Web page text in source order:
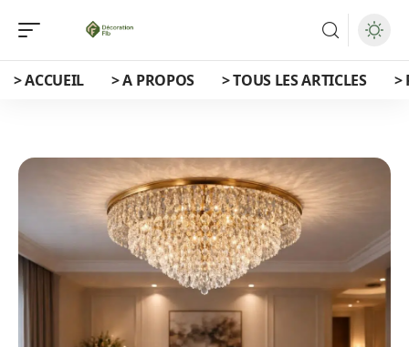
> ACCUEIL > A PROPOS > TOUS LES ARTICLES >